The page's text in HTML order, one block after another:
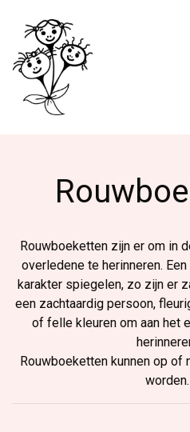
Rouwboeketten zijn er om in
overledene te herinneren.
karakter spiegelen, zo zijn er
een zachtaardig persoon,
of felle kleuren om aan het
Rouwboeketten kunnen op
worden.